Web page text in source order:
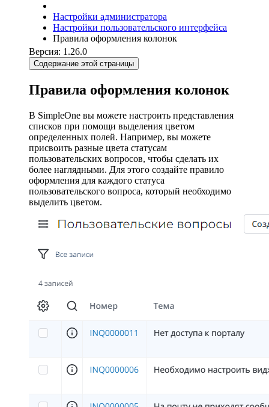
Настройки администратора
Настройки пользовательского интерфейса
Правила оформления колонок
Версия: 1.26.0
Содержание этой страницы
Правила оформления колонок
В SimpleOne вы можете настроить представления
списков при помощи выделения цветом
определенных полей. Например, вы можете
присвоить разные цвета статусам
пользовательских вопросов, чтобы сделать их
более наглядными. Для этого создайте правило
оформления для каждого статуса
пользовательского вопроса, который необходимо
выделить цветом.